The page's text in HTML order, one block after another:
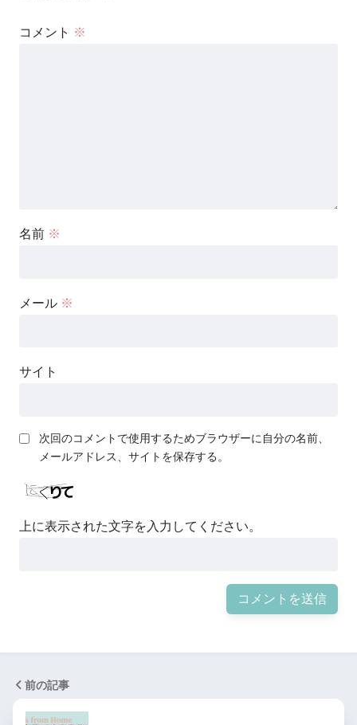
コメント ※
名前 ※
メール ※
サイト
次回のコメントで使用するためブラウザーに自分の名前、
メールアドレス、サイトを保存する。
上に表示された文字を入力してください。
前の記事